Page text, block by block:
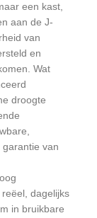
een kast,
aan de J-
van
en
Wat
droogte
van
dagelijks
in bruikbare